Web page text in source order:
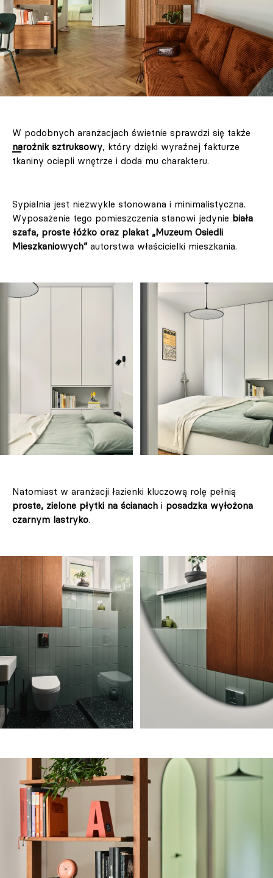
W podobnych aranżacjach świetnie sprawdzi się także
narożnik sztruksowy, który dzięki wyraźnej fakturze
tkaniny ociepli wnętrze i doda mu charakteru.
Sypialnia jest niezwykle stonowana i minimalistyczna.
Wyposażenie tego pomieszczenia stanowi jedynie biała
szafa, proste łóżko oraz plakat „Muzeum Osiedli
Mieszkaniowych” autorstwa właścicielki mieszkania.
Natomiast w aranżacji łazienki kluczową rolę pełnią
proste, zielone płytki na ścianach i posadzka wyłożona
czarnym lastryko.